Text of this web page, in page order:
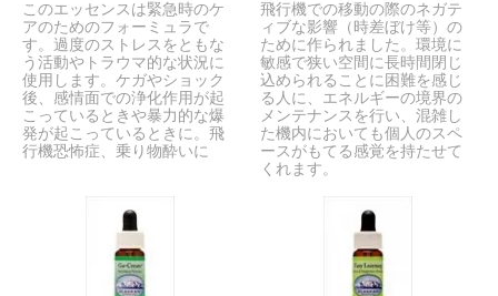
このエッセンスは緊急時のケ
アのためのフォーミュラで
す。過度のストレスをともな
う活動やトラウマ的な状況に
使用します。ケガやショック
後、感情面での浄化作用が起
こっているときや暴力的な爆
発が起こっているときに。飛
行機恐怖症、乗り物酔いに
飛行機での移動の際のネガテ
ィブな影響（時差ぼけ等）の
ために作られました。環境に
敏感で狭い空間に長時間閉じ
込められることに困難を感じ
る人に、エネルギーの境界の
メンテナンスを行い、混雑し
た機内においても個人のスペ
ースがもてる感覚を持たせて
くれます。